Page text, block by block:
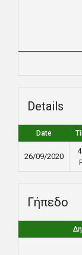
Details
Date
26/09/2020
Γήπεδο